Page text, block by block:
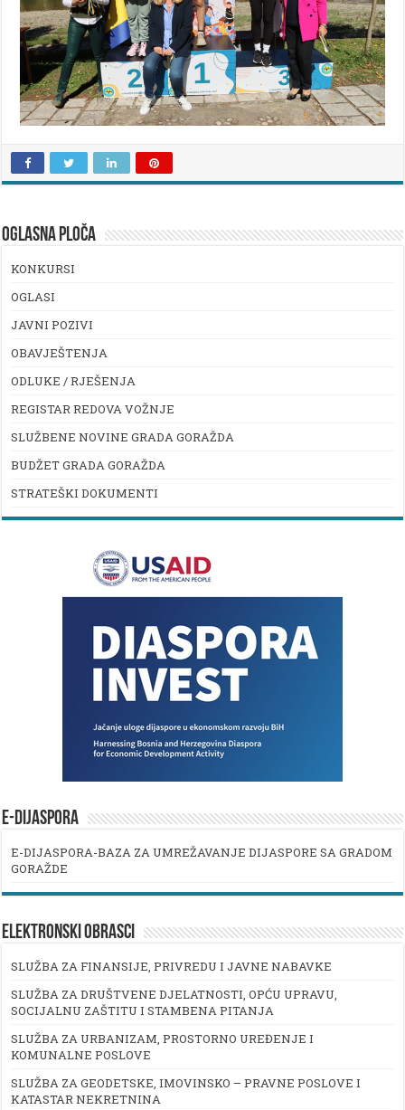
OGLASNA PLOČA
KONKURSI
OGLASI
JAVNI POZIVI
OBAVJEŠTENJA
ODLUKE / RJEŠENJA
REGISTAR REDOVA VOŽNJE
SLUŽBENE NOVINE GRADA GORAŽDA
BUDŽET GRADA GORAŽDA
STRATEŠKI DOKUMENTI
E-DIJASPORA
E-DIJASPORA-BAZA ZA UMREŽAVANJE DIJASPORE SA GRADOM
GORAŽDE
ELEKTRONSKI OBRASCI
SLUŽBA ZA FINANSIJE, PRIVREDU I JAVNE NABAVKE
SLUŽBA ZA DRUŠTVENE DJELATNOSTI, OPĆU UPRAVU,
SOCIJALNU ZAŠTITU I STAMBENA PITANJA
SLUŽBA ZA URBANIZAM, PROSTORNO UREĐENJE I
KOMUNALNE POSLOVE
SLUŽBA ZA GEODETSKE, IMOVINSKO – PRAVNE POSLOVE I
KATASTAR NEKRETNINA